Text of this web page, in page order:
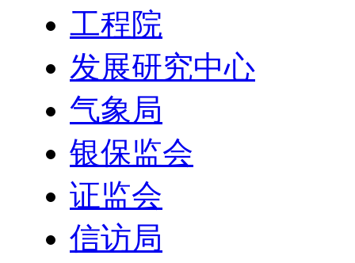
工程院
发展研究中心
气象局
银保监会
证监会
信访局